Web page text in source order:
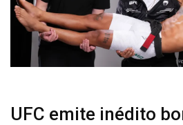
UFC emite inédito